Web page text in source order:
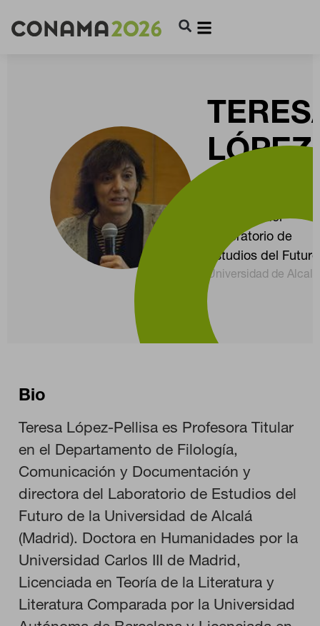
Directora del
Laboratorio de
Estudios del Futuro
Universidad de Alcalá
Bio
Teresa López-Pellisa es Profesora Titular
en el Departamento de Filología,
Comunicación y Documentación y
directora del Laboratorio de Estudios del
Futuro de la Universidad de Alcalá
(Madrid). Doctora en Humanidades por la
Universidad Carlos III de Madrid,
Licenciada en Teoría de la Literatura y
Literatura Comparada por la Universidad